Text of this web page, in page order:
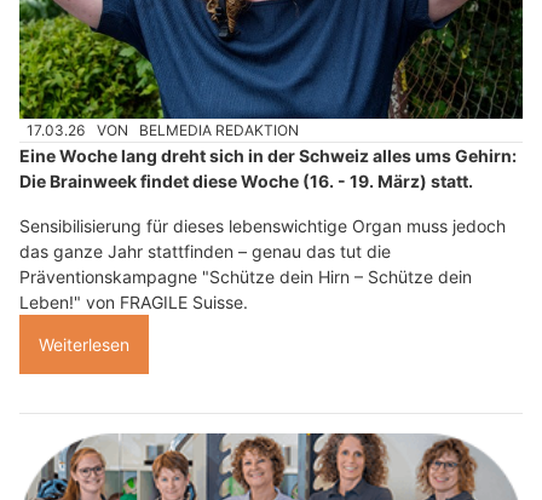
17.03.26 VON BELMEDIA REDAKTION
Eine Woche lang dreht sich in der Schweiz alles ums Gehirn:
Die Brainweek findet diese Woche (16. - 19. März) statt.
Sensibilisierung für dieses lebenswichtige Organ muss jedoch
das ganze Jahr stattfinden – genau das tut die
Präventionskampagne "Schütze dein Hirn – Schütze dein
Leben!" von FRAGILE Suisse.
Weiterlesen